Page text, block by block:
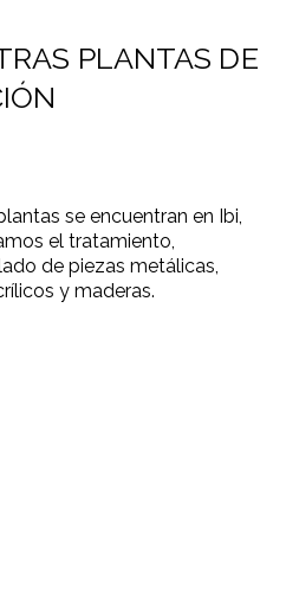
PLANTAS DE
se encuentran en Ibi,
el tratamiento,
de piezas metálicas,
y maderas.